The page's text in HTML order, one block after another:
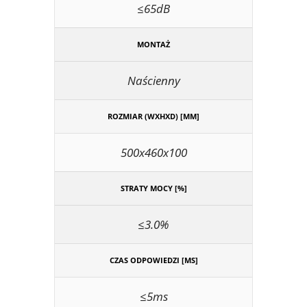
≤65dB
MONTAŻ
Naścienny
ROZMIAR (WXHXD) [MM]
500x460x100
STRATY MOCY [%]
≤3.0%
CZAS ODPOWIEDZI [MS]
≤5ms